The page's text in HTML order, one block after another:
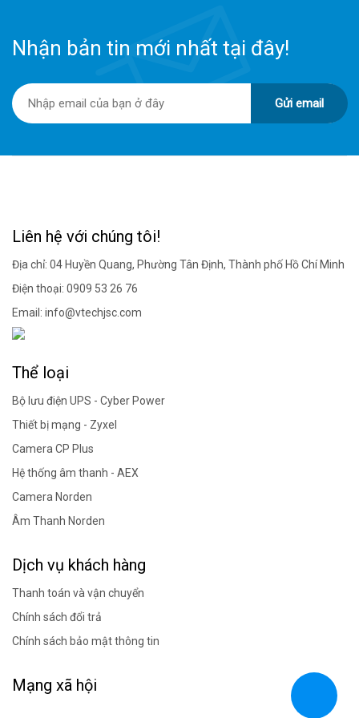
Nhận bản tin mới nhất tại đây!
Gửi email
Liên hệ với chúng tôi!
Địa chỉ: 04 Huyền Quang, Phường Tân Định, Thành phố Hồ Chí Minh
Điện thoại: 0909 53 26 76
Email: info@vtechjsc.com
Thể loại
Bộ lưu điện UPS - Cyber Power
Thiết bị mạng - Zyxel
Camera CP Plus
Hệ thống âm thanh - AEX
Camera Norden
Âm Thanh Norden
Dịch vụ khách hàng
Thanh toán và vận chuyển
Chính sách đổi trả
Chính sách bảo mật thông tin
Mạng xã hội